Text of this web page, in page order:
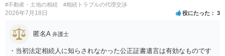
#不動産・土地の相続
#相続トラブルの代理交渉
2026年7月18日 役にたった 3
匿名A 弁護士
・当初法定相続人に知らされなかった公正証書遺言は有効なものです